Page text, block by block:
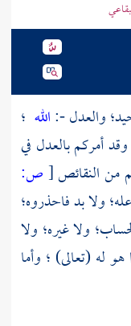
والعدل -:الله ؛
أمركم بالعدل في
من النقائص[ص:
ولا بد فاحذروه؛
ولا غيره؛ ولا
له (تعالى) ؛ وأما